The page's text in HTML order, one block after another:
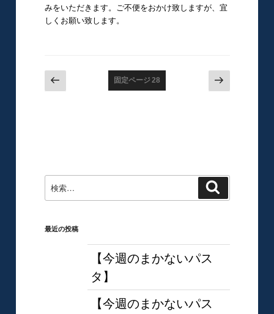
みをいただきます。ご不便をおかけ致しますが、宜
しくお願い致します。
投
稿
り
前
の
固定ページ28
次
の
索:
最近の投稿
【今週のまかないパス
タ】
【今週のまかないパス